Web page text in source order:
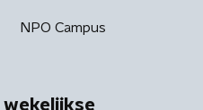
NPO Campus
wekelijkse